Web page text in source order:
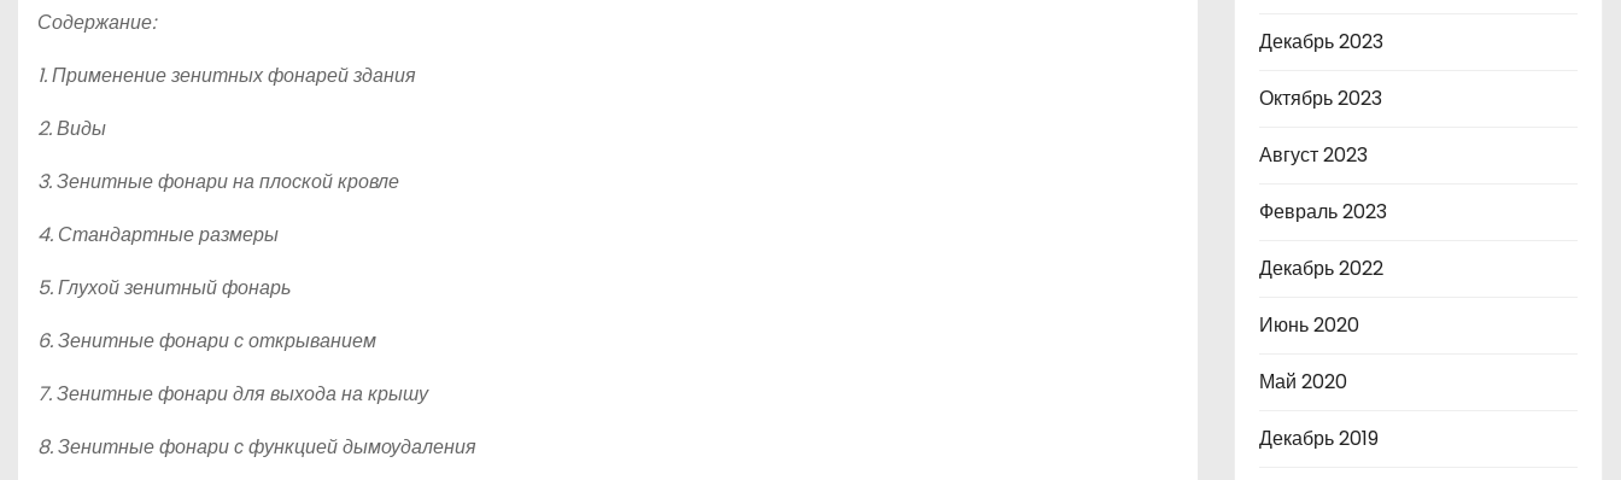
Содержание:
1. Применение зенитных фонарей здания
2. Виды
3. Зенитные фонари на плоской кровле
4. Стандартные размеры
5. Глухой зенитный фонарь
6. Зенитные фонари с открыванием
7. Зенитные фонари для выхода на крышу
8. Зенитные фонари с функцией дымоудаления
Декабрь 2023
Октябрь 2023
Август 2023
Февраль 2023
Декабрь 2022
Июнь 2020
Май 2020
Декабрь 2019